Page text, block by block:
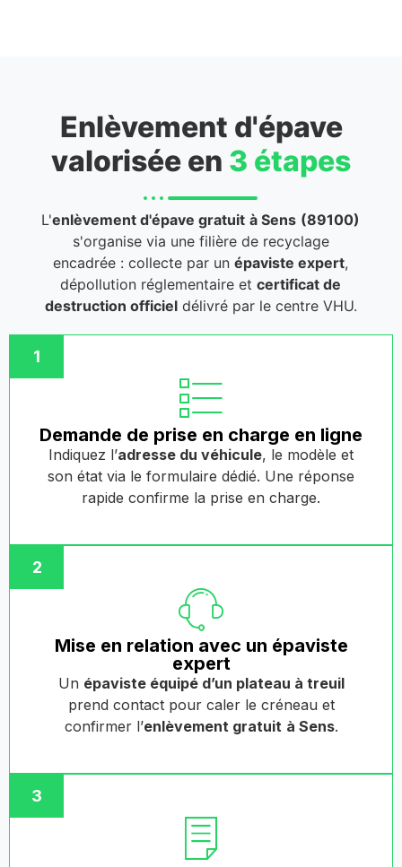
Enlèvement d'épave
valorisée en 3 étapes
L'enlèvement d'épave gratuit à Sens (89100)
s'organise via une filière de recyclage
encadrée : collecte par unépaviste expert,
dépollution réglementaire etcertificat de
destruction officieldélivré par le centre VHU.
1
Demande de prise en charge en ligne
Indiquez l’adresse du véhicule, le modèle et
son état via le formulaire dédié. Une réponse
rapide confirme la prise en charge.
2
Mise en relation avec un épaviste
expert
Un épaviste équipé d’un plateau à treuil
prend contact pour caler le créneau et
confirmer l’enlèvement gratuit à Sens.
3